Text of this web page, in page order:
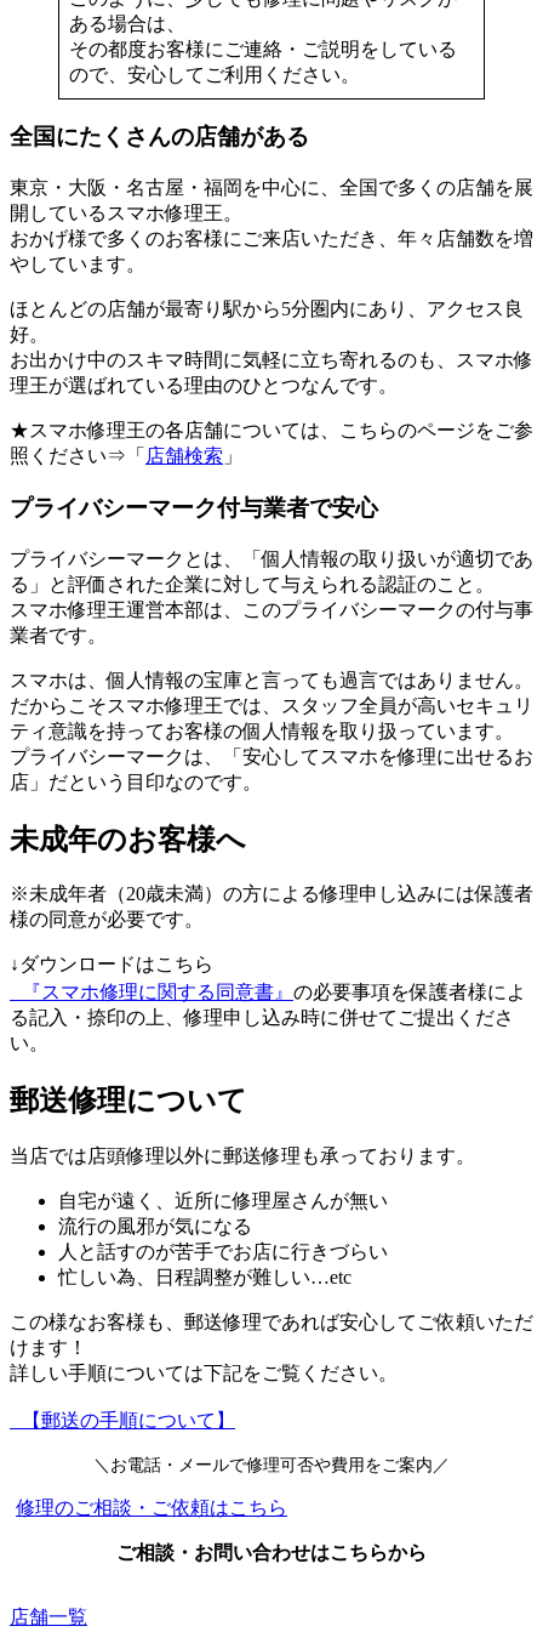
ある場合は、
その都度お客様にご連絡・ご説明をしている
ので、安心してご利用ください。
全国にたくさんの店舗がある
東京・大阪・名古屋・福岡を中心に、全国で多くの店舗を展
開しているスマホ修理王。
おかげ様で多くのお客様にご来店いただき、年々店舗数を増
やしています。
ほとんどの店舗が最寄り駅から5分圏内にあり、アクセス良
好。
お出かけ中のスキマ時間に気軽に立ち寄れるのも、スマホ修
理王が選ばれている理由のひとつなんです。
★スマホ修理王の各店舗については、こちらのページをご参
照ください⇒「 店舗検索 」
プライバシーマーク付与業者で安心
プライバシーマークとは、「個人情報の取り扱いが適切であ
る」と評価された企業に対して与えられる認証のこと。
スマホ修理王運営本部は、このプライバシーマークの付与事
業者です。
スマホは、個人情報の宝庫と言っても過言ではありません。
だからこそスマホ修理王では、スタッフ全員が高いセキュリ
ティ意識を持ってお客様の個人情報を取り扱っています。
プライバシーマークは、「安心してスマホを修理に出せるお
店」だという目印なのです。
未成年のお客様へ
※未成年者（20歳未満）の方による修理申し込みには保護者
様の同意が必要です。
↓ダウンロードはこちら
『スマホ修理に関する同意書』 の必要事項を保護者様によ
る記入・捺印の上、修理申し込み時に併せてご提出くださ
い。
郵送修理について
当店では店頭修理以外に郵送修理も承っております。
自宅が遠く、近所に修理屋さんが無い
流行の風邪が気になる
人と話すのが苦手でお店に行きづらい
忙しい為、日程調整が難しい…etc
この様なお客様も、郵送修理であれば安心してご依頼いただ
けます！
詳しい手順については下記をご覧ください。
【郵送の手順について】
＼お電話・メールで修理可否や費用をご案内／
修理のご相談・ご依頼はこちら
ご相談・お問い合わせはこちらから
店舗一覧